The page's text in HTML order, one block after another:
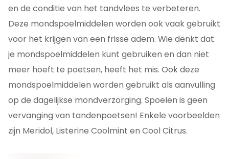
en de conditie van het tandvlees te verbeteren.
Deze mondspoelmiddelen worden ook vaak gebruikt
voor het krijgen van een frisse adem. Wie denkt dat
je mondspoelmiddelen kunt gebruiken en dan niet
meer hoeft te poetsen, heeft het mis. Ook deze
mondspoelmiddelen worden gebruikt als aanvulling
op de dagelijkse mondverzorging. Spoelen is geen
vervanging van tandenpoetsen! Enkele voorbeelden
zijn Meridol, Listerine Coolmint en Cool Citrus.